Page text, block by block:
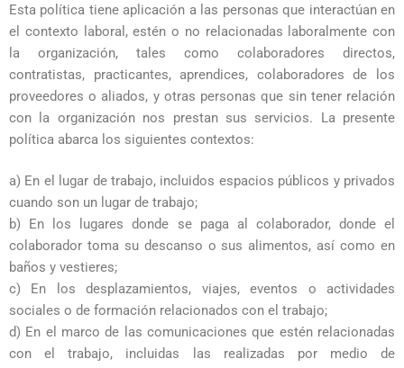
Esta política tiene aplicación a las personas que interactúan en
el contexto laboral, estén o no relacionadas laboralmente con
la organización, tales como colaboradores directos,
contratistas, practicantes, aprendices, colaboradores de los
proveedores o aliados, y otras personas que sin tener relación
con la organización nos prestan sus servicios. La presente
política abarca los siguientes contextos:
a) En el lugar de trabajo, incluidos espacios públicos y privados
cuando son un lugar de trabajo;
b) En los lugares donde se paga al colaborador, donde el
colaborador toma su descanso o sus alimentos, así como en
baños y vestieres;
c) En los desplazamientos, viajes, eventos o actividades
sociales o de formación relacionados con el trabajo;
d) En el marco de las comunicaciones que estén relacionadas
con el trabajo, incluidas las realizadas por medio de